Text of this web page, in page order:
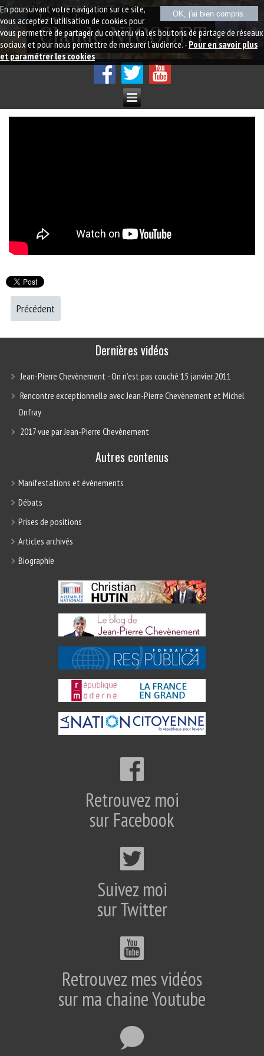
Claude NICOLET
Le site de
Précédent
Dernières vidéos
Jean-Pierre Chevènement - On n’est pas couché 15 janvier 2011
Rencontre exceptionnelle avec Jean-Pierre Chevènement et Michel
Onfray
2017 vue par Jean-Pierre Chevènement
Autres contenus
Manifestations et évènements
Débats
Prises de positions
Articles archivés
Biographie
Retrouvez moi
sur Facebook
Suivez moi
sur Twitter
Retrouvez mes vidéos
sur ma chaine Youtube
OK, j'ai bien compris.
En poursuivant votre navigation sur ce site,
vous acceptez l'utilisation de cookies pour
vous permettre de partager du contenu via les boutons de partage de réseaux
sociaux et pour nous permettre de mesurer l'audience. -Pour en savoir plus
et paramétrer les cookies